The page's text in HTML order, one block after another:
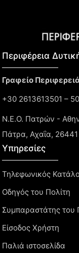
Περιφέρεια
Γραφείο
+30 2613613501 –
Ν.Ε.Ο. Πατρών -
Πάτρα, Αχαΐα, 26441
Υπηρεσίες
Τηλεφωνικός
Οδηγός του Πολίτη
Συμπαραστάτης του
Είσοδος Χρήστη
Παλιά ιστοσελίδα